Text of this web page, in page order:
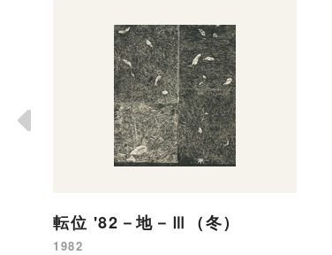
転位 '82－地－Ⅲ（冬）
1982